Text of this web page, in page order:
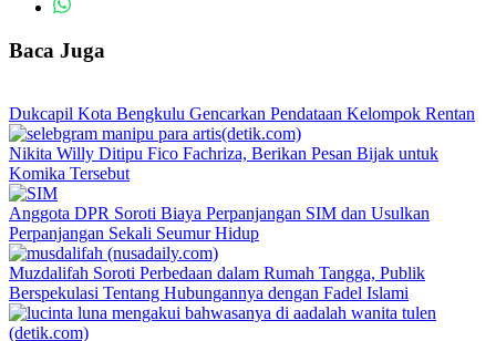
Baca Juga
Dukcapil Kota Bengkulu Gencarkan Pendataan Kelompok Rentan
Nikita Willy Ditipu Fico Fachriza, Berikan Pesan Bijak untuk
Komika Tersebut
Anggota DPR Soroti Biaya Perpanjangan SIM dan Usulkan
Perpanjangan Sekali Seumur Hidup
Muzdalifah Soroti Perbedaan dalam Rumah Tangga, Publik
Berspekulasi Tentang Hubungannya dengan Fadel Islami